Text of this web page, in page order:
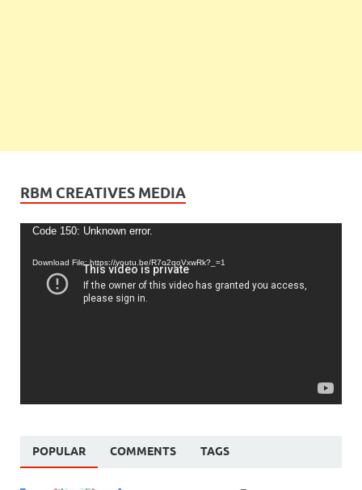
RBM CREATIVES MEDIA
Video
Code 150: Unknown error.
Download File: https://youtu.be/R7o2qoVxwRk?_=1
POPULAR COMMENTS TAGS